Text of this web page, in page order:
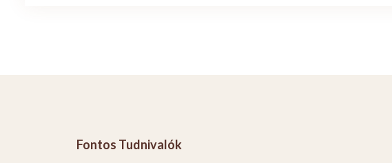
Fontos Tudnivalók